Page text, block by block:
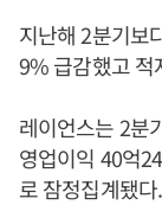
지난해 2분기보
9% 급감했고 적
레이언스는 2분
영업이익 40억
로 잠정집계됐다.